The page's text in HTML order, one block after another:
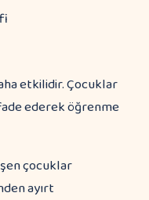
etkilidir. Çocuklar
ederek öğrenme
çocuklar
ayırt